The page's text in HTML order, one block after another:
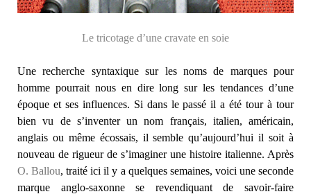
Le tricotage d’une cravate en soie
Une recherche syntaxique sur les noms de marques pour
homme pourrait nous en dire long sur les tendances d’une
époque et ses influences. Si dans le passé il a été tour à tour
bien vu de s’inventer un nom français, italien, américain,
anglais ou même écossais, il semble qu’aujourd’hui il soit à
nouveau de rigueur de s’imaginer une histoire italienne. Après
O. Ballou, traité ici il y a quelques semaines, voici une seconde
marque anglo-saxonne se revendiquant de savoir-faire